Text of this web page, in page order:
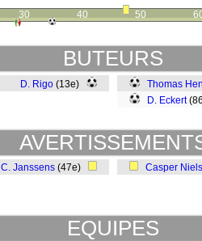
30 40 50
BUTEURS
D. Rigo (13e)
Thomas
D. Eckert
C. Janssens (47e) Casper
EQUIPES